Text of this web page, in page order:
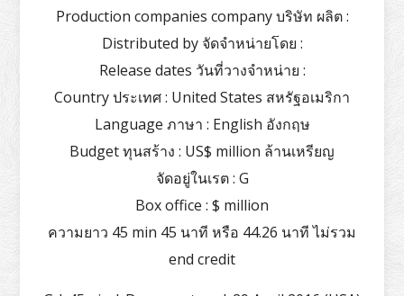
Production companies company บริษัท ผลิต :
Distributed by จัดจำหน่ายโดย :
Release dates วันที่วางจำหน่าย :
Country ประเทศ : United States สหรัฐอเมริกา
Language ภาษา : English อังกฤษ
Budget ทุนสร้าง : US$ million ล้านเหรียญ
จัดอยู่ในเรต : G
Box office : $ million
ความยาว 45 min 45 นาที หรือ 44.26 นาที ไม่รวม
end credit